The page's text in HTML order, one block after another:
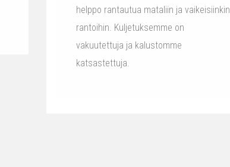
helppo rantautua mataliin ja vaikeisiinkin
rantoihin. Kuljetuksemme on
vakuutettuja ja kalustomme
katsastettuja.